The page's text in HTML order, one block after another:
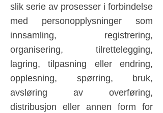
slik serie av prosesser i forbindelse
med personopplysninger som
innsamling, registrering,
organisering, tilrettelegging,
lagring, tilpasning eller endring,
opplesning, spørring, bruk,
avsløring av overføring,
distribusjon eller annen form for